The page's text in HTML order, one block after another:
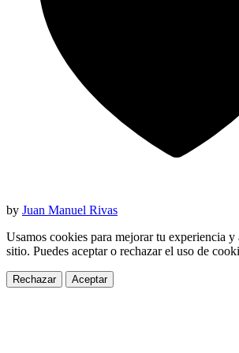
by Juan Manuel Rivas
Usamos cookies para mejorar tu experiencia
sitio. Puedes aceptar o rechazar el uso de
Rechazar Aceptar